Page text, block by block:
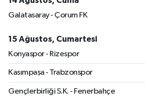
Galatasaray - Çorum FK
15 Ağustos, Cumartesi
Konyaspor - Rizespor
Kasımpaşa - Trabzonspor
Gençlerbirliği S.K. - Fenerbahçe